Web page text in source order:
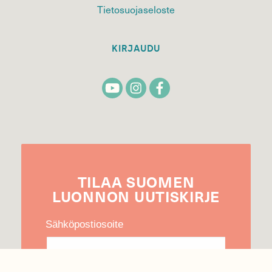
Tietosuojaseloste
KIRJAUDU
TILAA SUOMEN
LUONNON UUTIS­KIRJE
Sähköpostiosoite